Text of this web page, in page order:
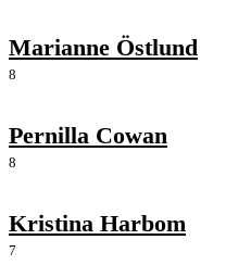
Marianne Östlund
8
Pernilla Cowan
8
Kristina Harbom
7